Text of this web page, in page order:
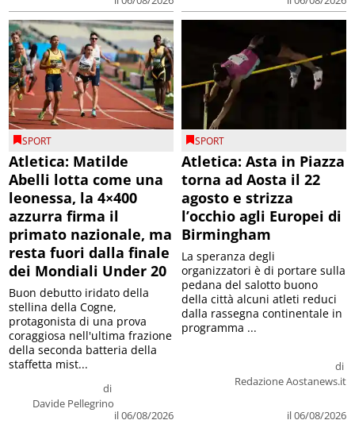
SPORT
Atletica: Matilde
Abelli lotta come una
leonessa, la 4×400
azzurra firma il
primato nazionale, ma
resta fuori dalla finale
dei Mondiali Under 20
di
Davide Pellegrino
il 06/08/2026
Buon debutto iridato della
stellina della Cogne,
protagonista di una prova
coraggiosa nell'ultima frazione
della seconda batteria della
staffetta mist...
SPORT
Atletica: Asta in Piazza
torna ad Aosta il 22
agosto e strizza
l’occhio agli Europei di
Birmingham
di
Redazione Aostanews.it
il 06/08/2026
La speranza degli
organizzatori è di portare sulla
pedana del salotto buono
della città alcuni atleti reduci
dalla rassegna continentale in
programma ...